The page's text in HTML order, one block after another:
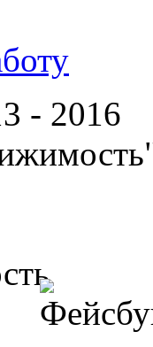
- 2016